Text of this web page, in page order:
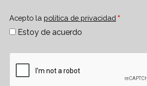
Acepto la política de privacidad
Estoy de acuerdo